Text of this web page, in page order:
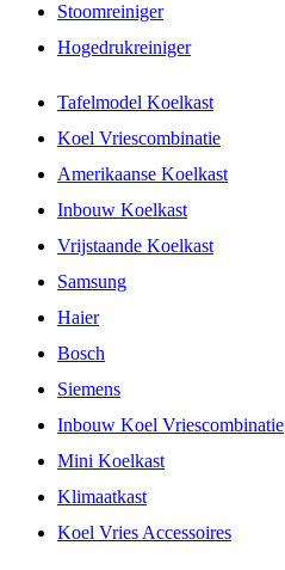
Stoomreiniger
Hogedrukreiniger
Tafelmodel Koelkast
Koel Vriescombinatie
Amerikaanse Koelkast
Inbouw Koelkast
Vrijstaande Koelkast
Samsung
Haier
Bosch
Siemens
Inbouw Koel Vriescombinatie
Mini Koelkast
Klimaatkast
Koel Vries Accessoires